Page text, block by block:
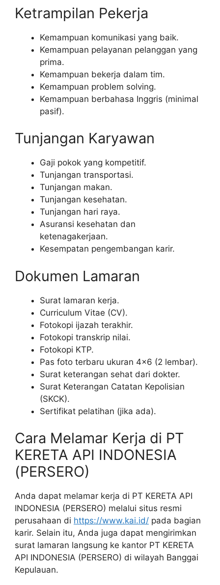
Ketrampilan Pekerja
Kemampuan komunikasi yang baik.
Kemampuan pelayanan pelanggan yang
prima.
Kemampuan bekerja dalam tim.
Kemampuan problem solving.
Kemampuan berbahasa Inggris (minimal
pasif).
Tunjangan Karyawan
Gaji pokok yang kompetitif.
Tunjangan transportasi.
Tunjangan makan.
Tunjangan kesehatan.
Tunjangan hari raya.
Asuransi kesehatan dan
ketenagakerjaan.
Kesempatan pengembangan karir.
Dokumen Lamaran
Surat lamaran kerja.
Curriculum Vitae (CV).
Fotokopi ijazah terakhir.
Fotokopi transkrip nilai.
Fotokopi KTP.
Pas foto terbaru ukuran 4×6 (2 lembar).
Surat keterangan sehat dari dokter.
Surat Keterangan Catatan Kepolisian
(SKCK).
Sertifikat pelatihan (jika ada).
Cara Melamar Kerja di PT
KERETA API INDONESIA
(PERSERO)
Anda dapat melamar kerja di PT KERETA API
INDONESIA (PERSERO) melalui situs resmi
perusahaan di https://www.kai.id/ pada bagian
karir. Selain itu, Anda juga dapat mengirimkan
surat lamaran langsung ke kantor PT KERETA
API INDONESIA (PERSERO) di wilayah Banggai
Kepulauan.